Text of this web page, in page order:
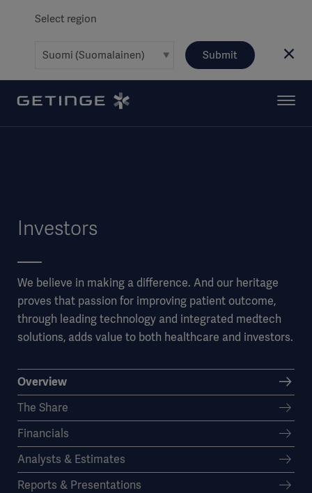
Select region
Submit
Investors
We believe in making a difference. And our heritage
proves that passion for improving patient outcome,
through leading technology and integrated medtech
solutions, adds value to both healthcare and investors.
Overview
The Share
Financials
Analysts & Estimates
Reports & Presentations